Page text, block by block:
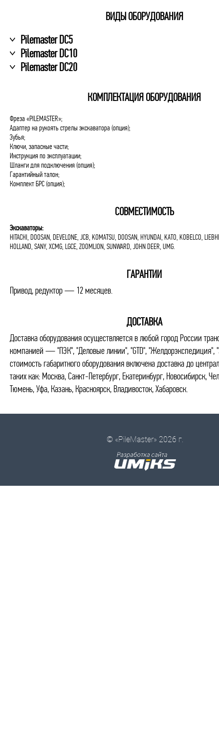
ВИДЫ ОБОРУДОВАНИЯ
Pilemaster DC5
Pilemaster DC10
Pilemaster DC20
КОМПЛЕКТАЦИЯ ОБОРУДОВАНИЯ
Фреза «PILEMASTER»;
Адаптер на рукоять стрелы экскаватора (опция);
Зубья;
Ключи, запасные части;
Инструкция по эксплуатации;
Шланги для подключения (опция);
Гарантийный талон;
Комплект БРС (опция);
СОВМЕСТИМОСТЬ
Экскаваторы:
HITACHI, DOOSAN, DEVELONE, JCB, KOMATSU, DOOSAN, HYUNDAI, KATO, KOBELCO,
HOLLAND, SANY, XCMG, LGCE, ZOOMLION, SUNWARD, JOHN DEER, UMG.
ГАРАНТИИ
Привод, редуктор — 12 месяцев.
ДОСТАВКА
Доставка оборудования осуществляется в любой город России
компанией — "ПЭК", "Деловые линии", "GTD", "Желдорэкспедиция",
стоимость габаритного оборудования включена доставка до
таких как: Москва, Санкт-Петербург, Екатеринбург, Новосибирск,
Тюмень, Уфа, Казань, Красноярск, Владивосток, Хабаровск.
© «PileMaster» 2026 г.